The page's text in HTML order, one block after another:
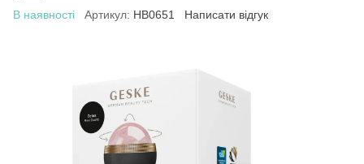
В наявності Артикул: HB0651 Написати відгук